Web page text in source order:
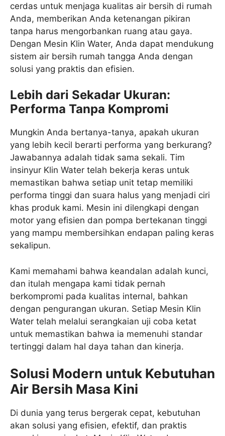
cerdas untuk menjaga kualitas air bersih di rumah
Anda, memberikan Anda ketenangan pikiran
tanpa harus mengorbankan ruang atau gaya.
Dengan Mesin Klin Water, Anda dapat mendukung
sistem air bersih rumah tangga Anda dengan
solusi yang praktis dan efisien.
Lebih dari Sekadar Ukuran:
Performa Tanpa Kompromi
Mungkin Anda bertanya-tanya, apakah ukuran
yang lebih kecil berarti performa yang berkurang?
Jawabannya adalah tidak sama sekali. Tim
insinyur Klin Water telah bekerja keras untuk
memastikan bahwa setiap unit tetap memiliki
performa tinggi dan suara halus yang menjadi ciri
khas produk kami. Mesin ini dilengkapi dengan
motor yang efisien dan pompa bertekanan tinggi
yang mampu membersihkan endapan paling keras
sekalipun.
Kami memahami bahwa keandalan adalah kunci,
dan itulah mengapa kami tidak pernah
berkompromi pada kualitas internal, bahkan
dengan pengurangan ukuran. Setiap Mesin Klin
Water telah melalui serangkaian uji coba ketat
untuk memastikan bahwa ia memenuhi standar
tertinggi dalam hal daya tahan dan kinerja.
Solusi Modern untuk Kebutuhan
Air Bersih Masa Kini
Di dunia yang terus bergerak cepat, kebutuhan
akan solusi yang efisien, efektif, dan praktis